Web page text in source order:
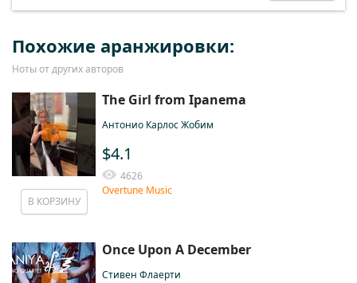
Похожие аранжировки:
Ноты от других авторов
В КОРЗИНУ
The Girl from Ipanema
Антонио Карлос Жобим
$4.1
4626
Overtune Music
Once Upon A December
Стивен Флаерти